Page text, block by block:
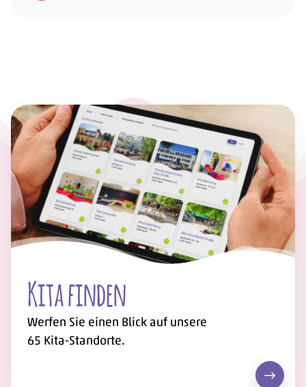
Kita finden
Werfen Sie einen Blick auf unsere
65 Kita-Standorte.
Kita